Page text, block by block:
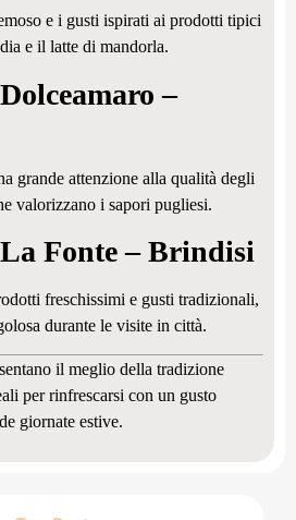
e i gusti ispirati ai prodotti tipici
e il latte di mandorla.
–
grande attenzione alla qualità degli
valorizzano i sapori pugliesi.
Fonte – Brindisi
freschissimi e gusti tradizionali,
durante le visite in città.
il meglio della tradizione
per rinfrescarsi con un gusto
giornate estive.